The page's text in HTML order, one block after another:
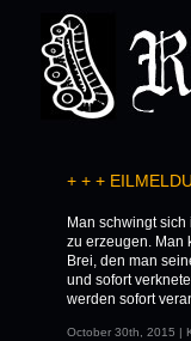
+ + +
Man schwingt
zu erzeugen. Man
Brei, den man
und sofort
werden sofort
October 30th, 2015 |